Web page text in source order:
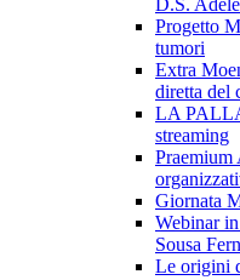
D.S.
Progetto
tumori
Extra
diretta del
LA
streaming
Praemium
Giornata
Webinar
Sousa
Le origini